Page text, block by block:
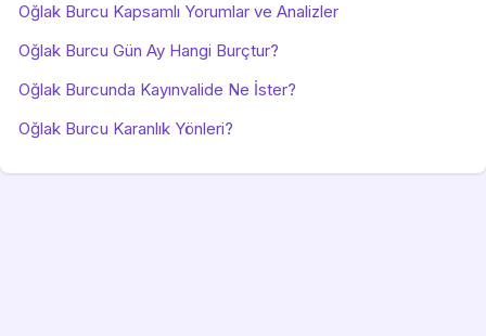
Oğlak Burcu Kapsamlı Yorumlar ve Analizler
Oğlak Burcu Gün Ay Hangi Burçtur?
Oğlak Burcunda Kayınvalide Ne İster?
Oğlak Burcu Karanlık Yönleri?